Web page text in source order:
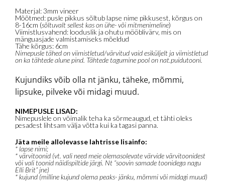
Materjal: 3mm vineer
Mõõtmed: pusle pikkus sõltub lapse nime pikkusest, kõrgus on
8-16cm (sõltuvalt sellest kas on ühe- või mitmenimeline)
Viimistlusvahend: looduslik ja ohutu mööblivärv, mis on
mänguasjade valmistamiseks mõeldud
Tähe kõrgus: 6cm
Nimepusle tähed on viimistletud/värvitud vaid esiküljelt ja viimistletud
on ka tähtede alune pind. Tähtede tagumine pool on nat.puidutooni.
Kujundiks võib olla nt jänku, täheke, mõmmi,
lipsuke, pilveke või midagi muud.
NIMEPUSLE LISAD:
Nimepuslele on võimalik teha ka sõrmeaugud, et tähti oleks
pesadest lihtsam välja võtta kui ka tagasi panna.
Jäta meile allolevasse lahtrisse lisainfo:
* lapse nimi;
* värvitoonid (vt. vali need meie olemasolevate värvide värvitoonidest
või vali toonid näidispiltide järgi. Nt “soovin samade toonidega nagu
Elli Brit” jne)
* kujund (milline kujund olema peaks- jänku, mõmmi või midagi muud)